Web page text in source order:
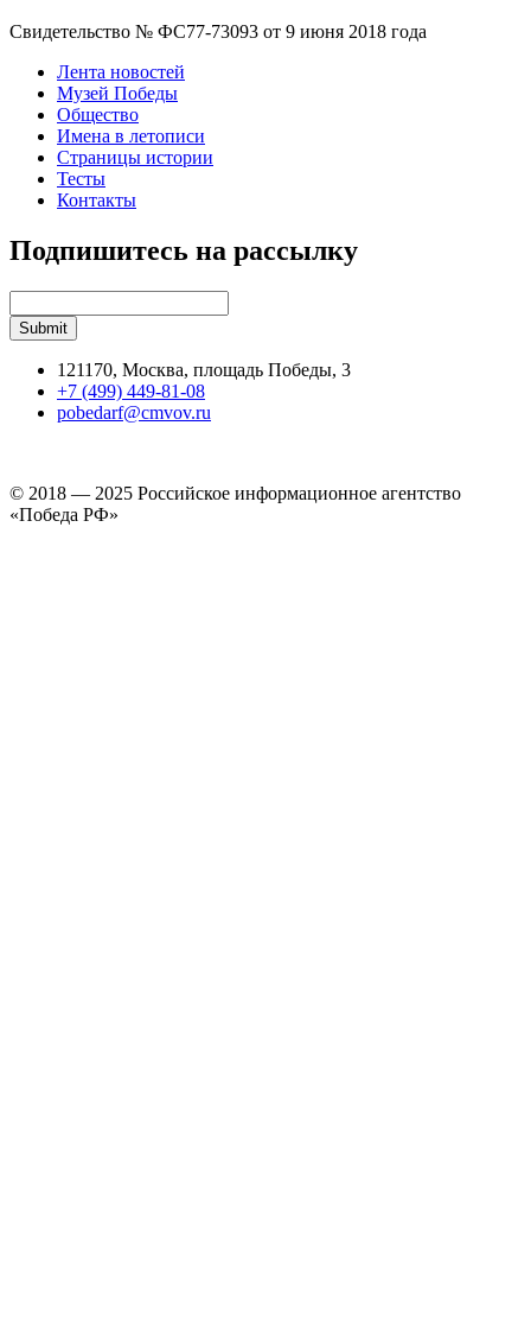
Свидетельство № ФС77-73093 от 9 июня 2018 года
Лента новостей
Музей Победы
Общество
Имена в летописи
Страницы истории
Тесты
Контакты
Подпишитесь на рассылку
121170, Москва, площадь Победы, 3
+7 (499) 449-81-08
pobedarf@cmvov.ru
© 2018 — 2025 Российское информационное агентство
«Победа РФ»